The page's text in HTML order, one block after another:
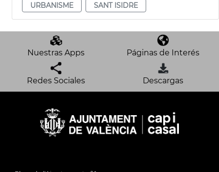
URBANISME
SANT ISIDRE
Nuestras Apps Páginas de Interés
Redes Sociales Descargas